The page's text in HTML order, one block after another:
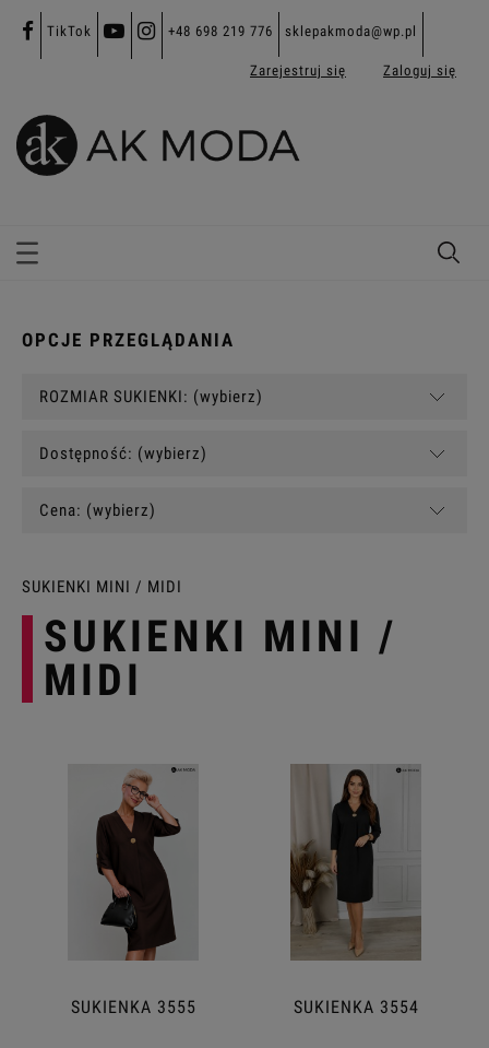
TikTok +48 698 219 776 sklepakmoda@wp.pl
Zarejestruj się Zaloguj się
OPCJE PRZEGLĄDANIA
ROZMIAR SUKIENKI: (wybierz)
Dostępność: (wybierz)
Cena: (wybierz)
SUKIENKI MINI / MIDI
SUKIENKI MINI /
MIDI
SUKIENKA 3555 SUKIENKA 3554